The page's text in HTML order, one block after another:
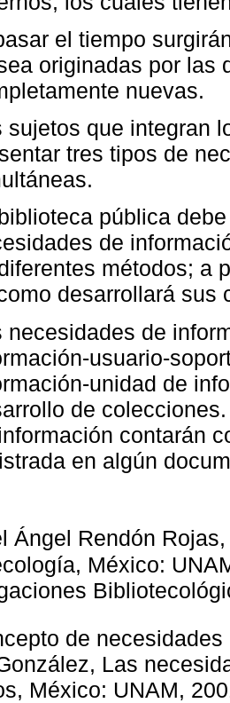
el tiempo
originadas por las
nuevas.
sujetos que integran
tres tipos de
pública
de
métodos; a
desarrollará sus
necesidades de
usuario-
unidad de
de
contarán
en algún
Ángel Rendón
México:
de
Las
México: UNAM,